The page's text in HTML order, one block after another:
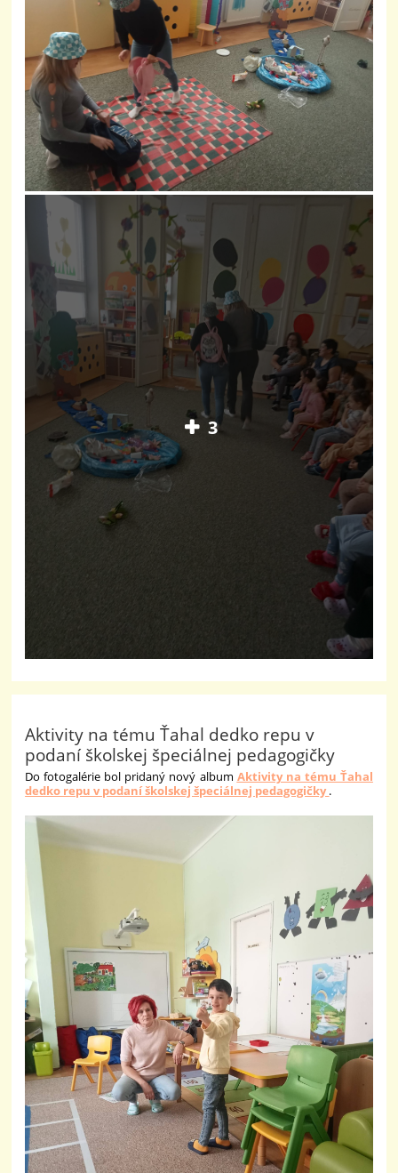
3
Aktivity na tému Ťahal dedko repu v
podaní školskej špeciálnej pedagogičky
Do fotogalérie bol pridaný nový album Aktivity na tému Ťahal
dedko repu v podaní školskej špeciálnej pedagogičky.